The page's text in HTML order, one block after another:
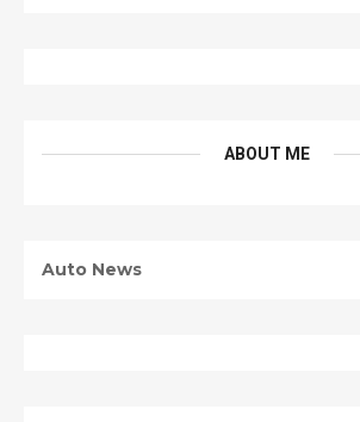
ABOUT ME
Auto News